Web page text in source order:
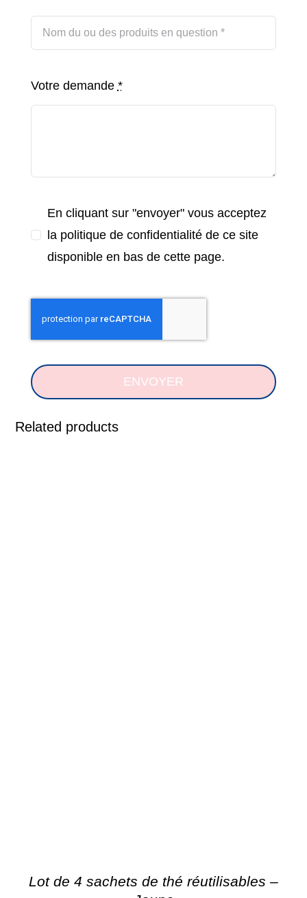
Votre demande *
En cliquant sur "envoyer" vous acceptez
la politique de confidentialité de ce site
disponible en bas de cette page.
ENVOYER
Related products
Lot de 4 sachets de thé réutilisables –